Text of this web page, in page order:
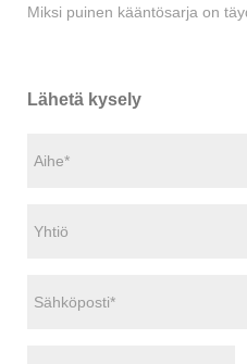
Miksi puinen kääntösarja on
Lähetä kysely